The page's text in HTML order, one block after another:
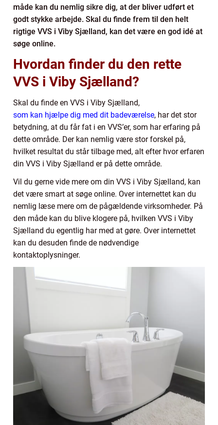
måde kan du nemlig sikre dig, at der bliver udført et
godt stykke arbejde. Skal du finde frem til den helt
rigtige VVS i Viby Sjælland, kan det være en god idé at
søge online.
Hvordan finder du den rette
VVS i Viby Sjælland?
Skal du finde en VVS i Viby Sjælland,
som kan hjælpe dig med dit badeværelse, har det stor
betydning, at du får fat i en VVS’er, som har erfaring på
dette område. Der kan nemlig være stor forskel på,
hvilket resultat du står tilbage med, alt efter hvor erfaren
din VVS i Viby Sjælland er på dette område.
Vil du gerne vide mere om din VVS i Viby Sjælland, kan
det være smart at søge online. Over internettet kan du
nemlig læse mere om de pågældende virksomheder. På
den måde kan du blive klogere på, hvilken VVS i Viby
Sjælland du egentlig har med at gøre. Over internettet
kan du desuden finde de nødvendige
kontaktoplysninger.